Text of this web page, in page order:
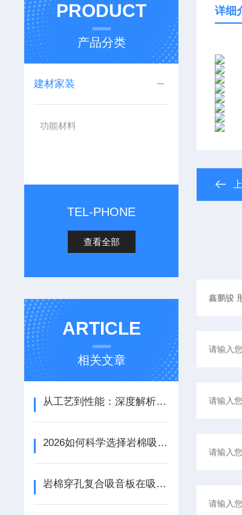
PRODUCT
产品分类
建材家装
功能材料
TEL-PHONE
查看全部
ARTICLE
相关文章
从工艺到性能：深度解析铝天花吸音板的结构优势与应用场景
2026如何科学选择岩棉吸音板：性能参数、安装工艺与场景适配
岩棉穿孔复合吸音板在吸音性能和装饰效果方面都具备出色的表现
详细